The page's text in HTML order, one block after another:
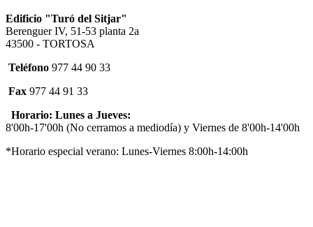
Edificio "Turó del Sitjar"
Berenguer IV, 51-53 planta 2a
43500 - TORTOSA
Teléfono 977 44 90 33
Fax 977 44 91 33
Horario: Lunes a Jueves:
8'00h-17'00h (No cerramos a mediodía) y Viernes de 8'00h-14'00h
*Horario especial verano: Lunes-Viernes 8:00h-14:00h